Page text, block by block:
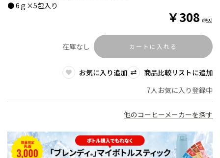
● 6ｇ×5包入り
￥308 (税込)
在庫なし カートに入れる
お気に入り追加
商品比較リストに追加
7人お気に入り登録中
他のコーヒーメーカーを探す